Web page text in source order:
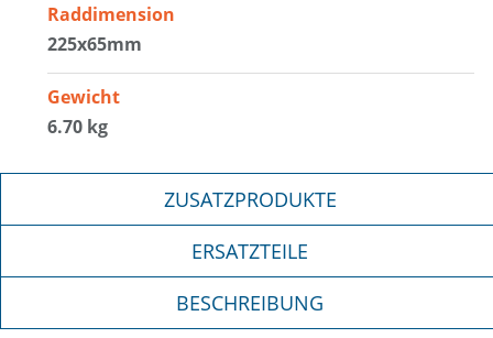
Raddimension
225x65mm
Gewicht
6.70 kg
ZUSATZPRODUKTE
ERSATZTEILE
BESCHREIBUNG